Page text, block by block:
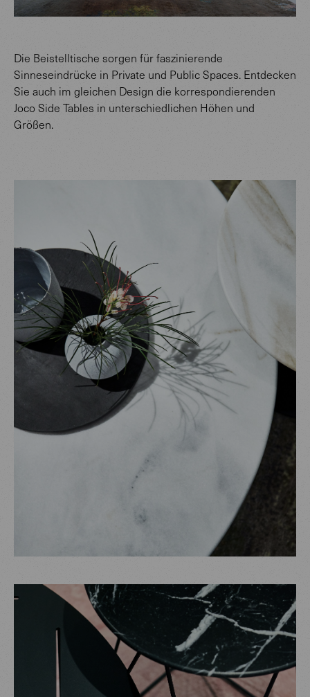
Die Beistelltische sorgen für faszinierende
Sinneseindrücke in Private und Public Spaces. Entdecken
Sie auch im gleichen Design die korrespondierenden
Joco Side Tables in unterschiedlichen Höhen und
Größen.